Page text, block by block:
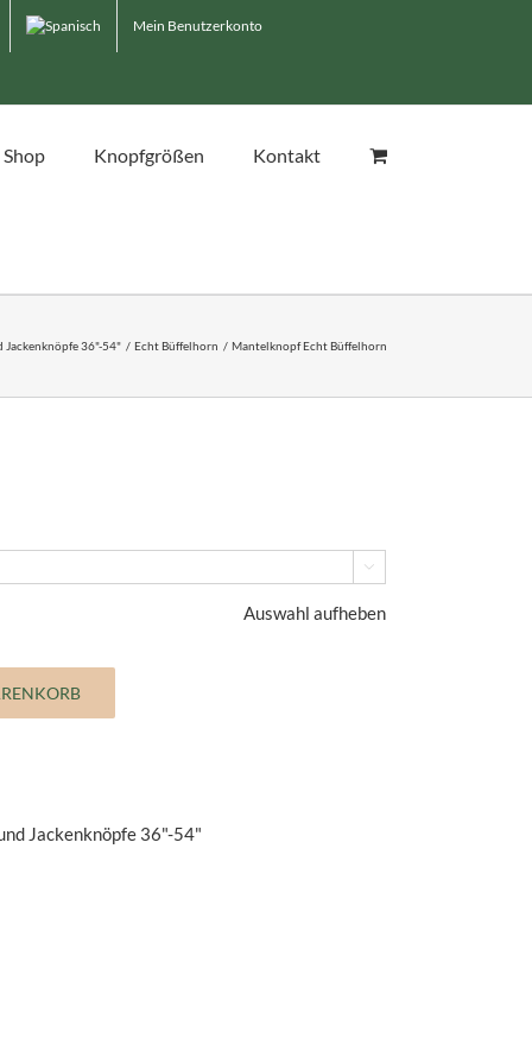
Mein Benutzerkonto
Shop Knopfgrößen Kontakt
Jackenknöpfe 36"-54" Echt Büffelhorn Mantelknopf Echt Büffelhorn

Auswahl aufheben
Jackenknöpfe 36"-54"